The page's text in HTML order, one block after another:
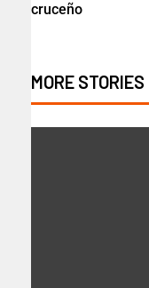
cruceño
MORE STORIES